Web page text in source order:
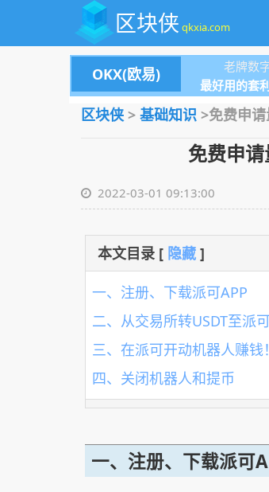
区块侠 qkxia.com
老牌数
OKX(欧易)
最好用的套
区块侠 > 基础知识 >免费申
免费申请
2022-03-01 09:13:00
本文目录 [ 隐藏 ]
一、注册、下载派可APP
二、从交易所转USDT至派可
三、在派可开动机器人赚钱！
四、关闭机器人和提币
一、注册、下载派可